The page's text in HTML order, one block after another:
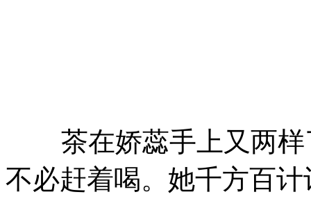
茶在娇蕊手上又两样
不必赶着喝。她千方百